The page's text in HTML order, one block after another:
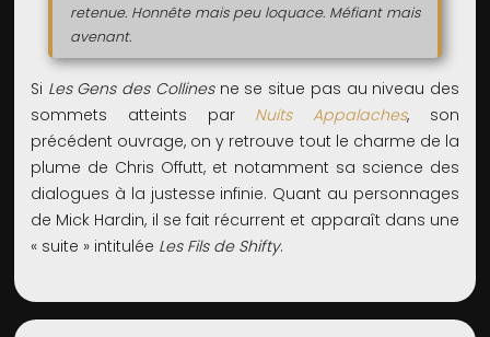
retenue. Honnête mais peu loquace. Méfiant mais
avenant.
Si Les Gens des Collinesne se situe pas au niveau des
sommets atteints par Nuits Appalaches, son
précédent ouvrage, on y retrouve tout le charme de la
plume de Chris Offutt, et notamment sa science des
dialogues à la justesse infinie. Quant au personnages
de Mick Hardin, il se fait récurrent et apparaît dans une
« suite » intitulée Les Fils de Shifty.